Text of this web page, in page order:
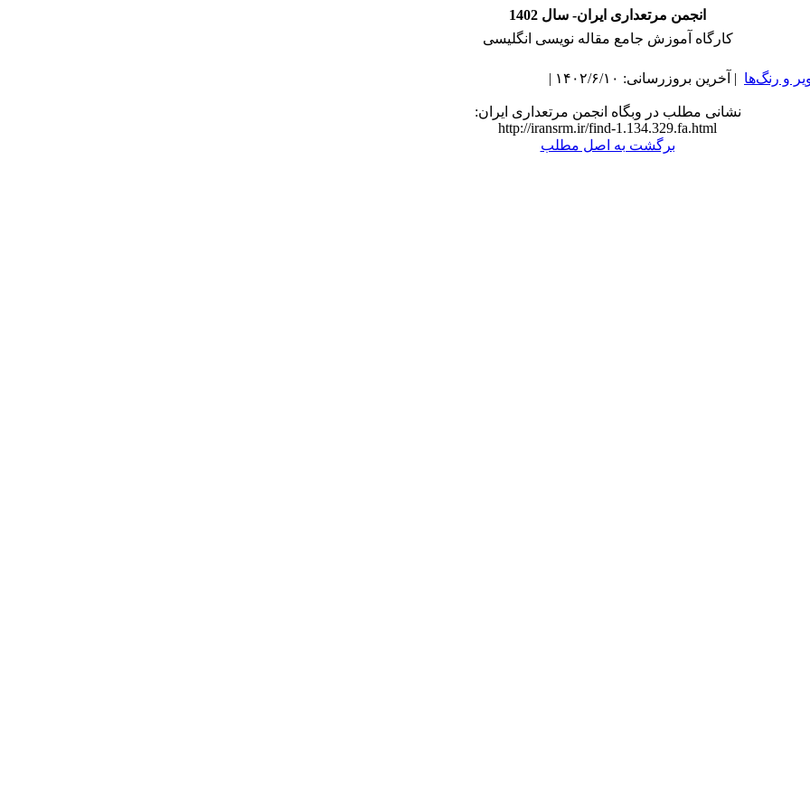
انجمن مرتعداری ایران- سال 1402
کارگاه آموزش جامع مقاله نویسی انگلیسی
و رنگ‌ها | آخرین بروزرسانی: ۱۴۰۲/۶/۱۰ |
نشانی مطلب در وبگاه انجمن مرتعداری ایران:
http://iransrm.ir/find-1.134.329.fa.html
برگشت به اصل مطلب